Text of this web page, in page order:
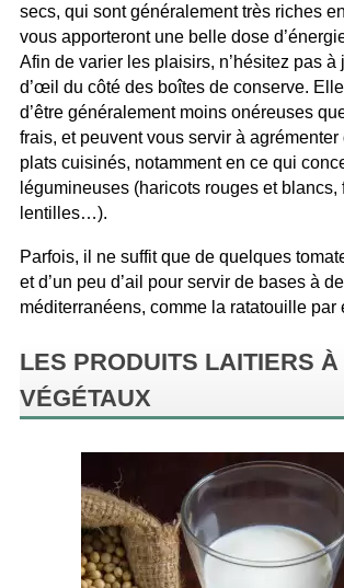
secs, qui sont généralement très riches
vous apporteront une belle dose
Afin de varier les plaisirs, n’hésitez pas à
d’œil du côté des boîtes de conserve.
d’être généralement moins onéreuses
frais, et peuvent vous servir à
plats cuisinés, notamment en ce qui
légumineuses (haricots rouges et blancs,
lentilles…).
Parfois, il ne suffit que de quelques
et d’un peu d’ail pour servir de bases à
méditerranéens, comme la ratatouille par
LES PRODUITS LAITIERS
VÉGÉTAUX